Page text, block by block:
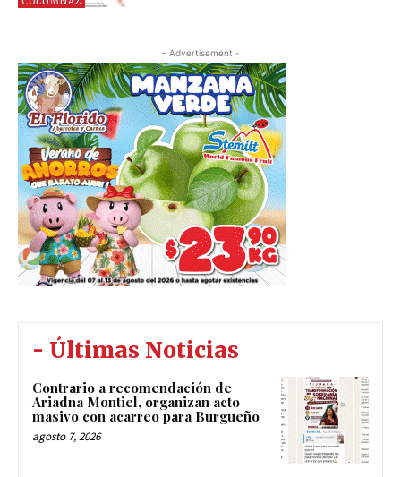
- Advertisement -
- Últimas Noticias
Contrario a recomendación de
Ariadna Montiel, organizan acto
masivo con acarreo para Burgueño
agosto 7, 2026